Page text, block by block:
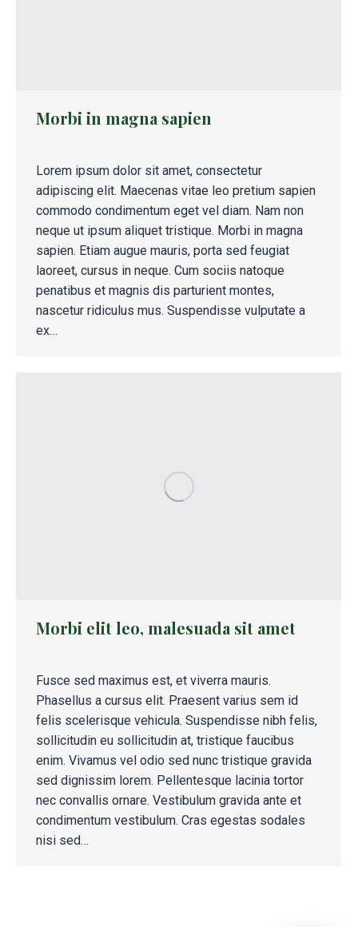
Morbi in magna sapien
Lorem ipsum dolor sit amet, consectetur
adipiscing elit. Maecenas vitae leo pretium sapien
commodo condimentum eget vel diam. Nam non
neque ut ipsum aliquet tristique. Morbi in magna
sapien. Etiam augue mauris, porta sed feugiat
laoreet, cursus in neque. Cum sociis natoque
penatibus et magnis dis parturient montes,
nascetur ridiculus mus. Suspendisse vulputate a
ex…
Morbi elit leo, malesuada sit amet
Fusce sed maximus est, et viverra mauris.
Phasellus a cursus elit. Praesent varius sem id
felis scelerisque vehicula. Suspendisse nibh felis,
sollicitudin eu sollicitudin at, tristique faucibus
enim. Vivamus vel odio sed nunc tristique gravida
sed dignissim lorem. Pellentesque lacinia tortor
nec convallis ornare. Vestibulum gravida ante et
condimentum vestibulum. Cras egestas sodales
nisi sed…